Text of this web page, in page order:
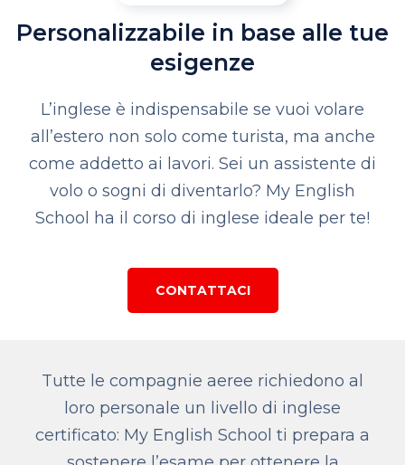
Personalizzabile in base alle tue
esigenze
L’inglese è indispensabile se vuoi volare
all’estero non solo come turista, ma anche
come addetto ai lavori. Sei un assistente di
volo o sogni di diventarlo? My English
School ha il corso di inglese ideale per te!
CONTATTACI
Tutte le compagnie aeree richiedono al
loro personale un livello di inglese
certificato: My English School ti prepara a